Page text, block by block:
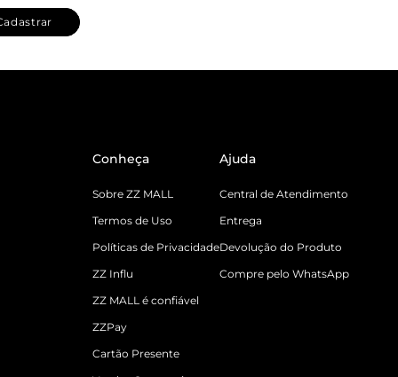
Conheça
Sobre ZZ MALL
Termos de Uso
Políticas de Privacidade
ZZ Influ
ZZ MALL é confiável
ZZPay
Cartão Presente
Ajuda
Central de Atendimento
Entrega
Devolução do Produto
Compre pelo WhatsApp